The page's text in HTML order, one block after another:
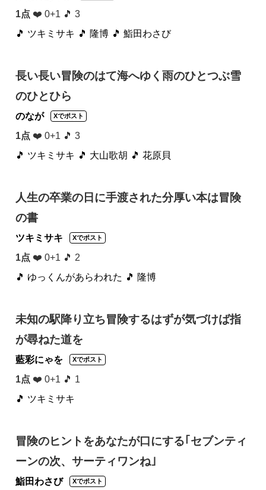
1点 ❤️ 0+1 🎵 3
🎵 ツキミサキ 🎵 隆博 🎵 鮨田わさび
長い長い冒険のはて海へゆく雨のひとつぶ雪
のひとひら
のなが Xでポスト
1点 ❤️ 0+1 🎵 3
🎵 ツキミサキ 🎵 大山歌胡 🎵 花原貝
人生の卒業の日に手渡された分厚い本は冒険
の書
ツキミサキ Xでポスト
1点 ❤️ 0+1 🎵 2
🎵 ゆっくんがあらわれた 🎵 隆博
未知の駅降り立ち冒険するはずが気づけば指
が尋ねた道を
藍彩にゃを Xでポスト
1点 ❤️ 0+1 🎵 1
🎵 ツキミサキ
冒険のヒントをあなたが口にする｢セブンティ
ーンの次、サーティワンね｣
鮨田わさび Xでポスト